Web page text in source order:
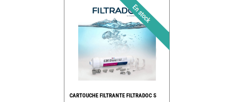
CARTOUCHE FILTRANTE FILTRADOC S